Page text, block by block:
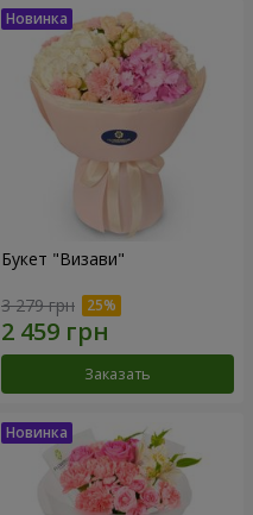
Букет "Визави"
3 279 грн
Заказать